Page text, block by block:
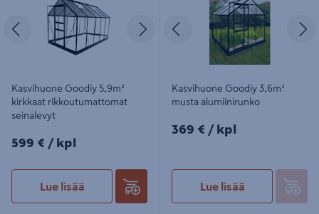
Edellinen Seuraava
Kasvihuone Goodiy 5,9m²
kirkkaat rikkoutumattomat
seinälevyt
599€/kpl
599 € / kpl
Lue lisää
Edellinen
Kasvihuone Goodiy 3,6m²
musta alumiinirunko
369€/kpl
369 € / kpl
Lue lisää